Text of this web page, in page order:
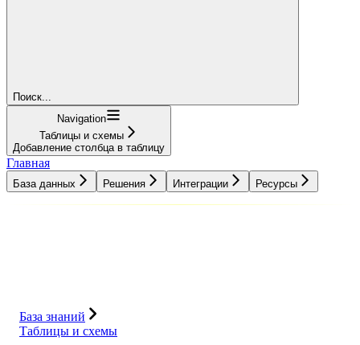
Поиск...
Navigation
Таблицы и схемы
Добавление столбца в таблицу
Главная
База данных Решения Интеграции Ресурсы
База знаний
Таблицы и схемы